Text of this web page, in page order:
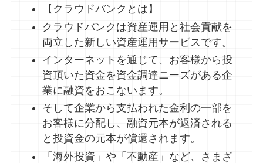
【クラウドバンクとは】
クラウドバンクは資産運用と社会貢献を
両立した新しい資産運用サービスです。
インターネットを通じて、お客様から投
資頂いた資金を資金調達ニーズがある企
業に融資をおこないます。
そして企業から支払われた金利の一部を
お客様に分配し、融資元本が返済される
と投資金の元本が償還されます。
「海外投資」や「不動産」など、さまざ